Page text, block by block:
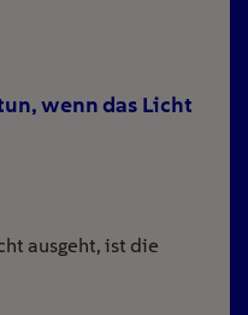
wenn das Licht
ausgeht, ist die